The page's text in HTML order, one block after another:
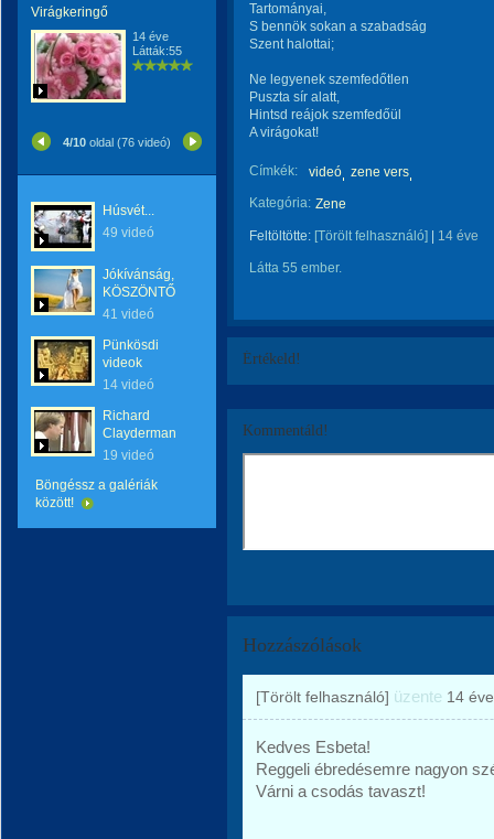
Virágkeringő
14 éve
Látták:55
4/10 oldal (76 videó)
Húsvét...
49 videó
Jókívánság,
KÖSZÖNTŐ
41 videó
Pünkösdi
videok
14 videó
Richard
Clayderman
19 videó
Böngéssz a galériák
között!
Tartományai,
S bennök sokan a szabadság
Szent halottai;
Ne legyenek szemfedőtlen
Puszta sír alatt,
Hintsd reájok szemfedőül
A virágokat!
Címkék: videó zene vers
Kategória: Zene
Feltöltötte: [Törölt felhasználó] 14 éve
Látta 55 ember.
Értékeld!
Kommentáld!
Hozzászólások
[Törölt felhasználó] üzente 14 éve
Kedves Esbeta!
Reggeli ébredésemre nagyon
Várni a csodás tavaszt!